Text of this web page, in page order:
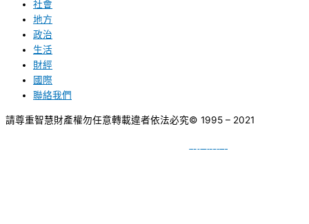
社會
地方
政治
生活
財經
國際
聯絡我們
請尊重智慧財產權勿任意轉載違者依法必究© 1995 – 2021